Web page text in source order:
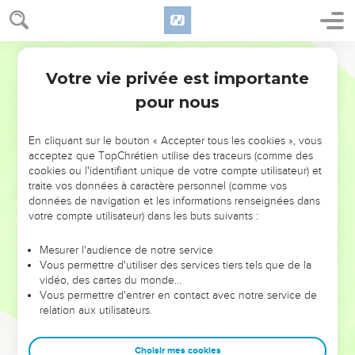
NE MANQUEZ PAS L’ÉVÉNEMENT
DE L’ANNÉE !
ET SI LEURS ERREURS POUVAIENT VOUS ÉVITER LES
VOTRES ?
leur foi ou leur vision. Mais on voit moins les doutes, les erreurs
et les saisons difficiles qu'ils ont traversés, alors même que ce
sont elles qui les ont façonnés.
Dans cette conférence, leaders, entrepreneurs, et responsables
clés pour avancer avec plus de sagesse afin que leurs erreurs
Votre vie privée est importante
pour nous
En cliquant sur le bouton « Accepter tous les cookies », vous
acceptez que TopChrétien utilise des traceurs (comme des
cookies ou l'identifiant unique de votre compte utilisateur) et
traite vos données à caractère personnel (comme vos
données de navigation et les informations renseignées dans
votre compte utilisateur) dans les buts suivants :
Mesurer l'audience de notre service
Vous permettre d'utiliser des services tiers tels que de la
vidéo, des cartes du monde…
Vous permettre d'entrer en contact avec notre service de
relation aux utilisateurs.
Choisir mes cookies